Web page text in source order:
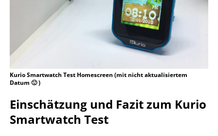
Kurio Smartwatch Test Homescreen (mit nicht aktualisiertem
Datum 🙂 )
Einschätzung und Fazit zum Kurio
Smartwatch Test